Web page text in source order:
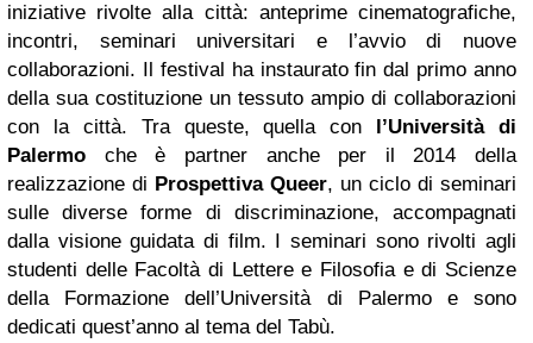
iniziative rivolte alla città: anteprime cinematografiche,
incontri, seminari universitari e l’avvio di nuove
collaborazioni. Il festival ha instaurato fin dal primo anno
della sua costituzione un tessuto ampio di collaborazioni
con la città. Tra queste, quella con
l’Università di
Palermo che è partner anche per il 2014 della
realizzazione di Prospettiva Queer, un ciclo di seminari
sulle diverse forme di discriminazione, accompagnati
dalla visione guidata di film. I seminari sono rivolti agli
studenti delle Facoltà di Lettere e Filosofia e di Scienze
della Formazione dell’Università di Palermo e sono
dedicati quest’anno al tema del Tabù.